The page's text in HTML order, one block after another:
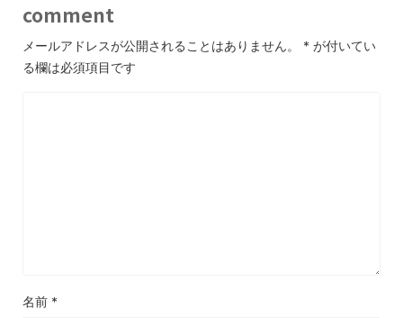
comment
メールアドレスが公開されることはありません。 * が付いてい
る欄は必須項目です
名前 *